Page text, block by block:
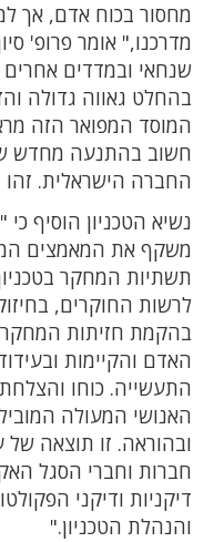
מחסור בכוח אדם, אך
מדרכנו," אומר פרופ'
שנחאי ובמדדים
בהחלט גאווה גדולה
המוסד המפואר הזה
חשוב בהתנעה מחדש
החברה הישראלית. זהו
נשיא הטכניון הוסיף כי
משקף את המאמצים
תשתיות המחקר
לרשות החוקרים,
בהקמת חזיתות המחקר
האדם והקיימות
התעשייה. כוחו
האנושי המעולה
ובהוראה. זו תוצאה
חברות וחברי הסגל
דיקניות ודיקני
והנהלת הטכניון."